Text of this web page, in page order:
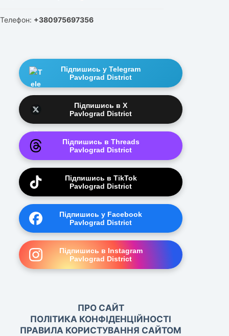
Телефон: +380975697356
Підпишись у Telegram
Pavlograd District
Підпишись в X
Pavlograd District
Підпишись в Threads
Pavlograd District
Підпишись в TikTok
Pavlograd District
Підпишись у Facebook
Pavlograd District
Підпишись в Instagram
Pavlograd District
ПРО САЙТ
ПОЛІТИКА КОНФІДЕНЦІЙНОСТІ
ПРАВИЛА КОРИСТУВАННЯ САЙТОМ